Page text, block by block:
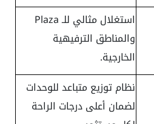
استغلال مثالي للـ Plaza
والمناطق الترفيهية
الخارجية.
نظام توزيع متباعد للوحدات
لضمان أعلى درجات الراحة